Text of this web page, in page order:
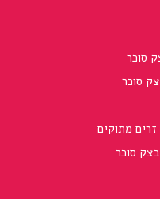
סוכר
סוכר
זרים מתוקים
סוכר